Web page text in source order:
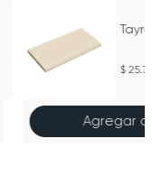
Agregar